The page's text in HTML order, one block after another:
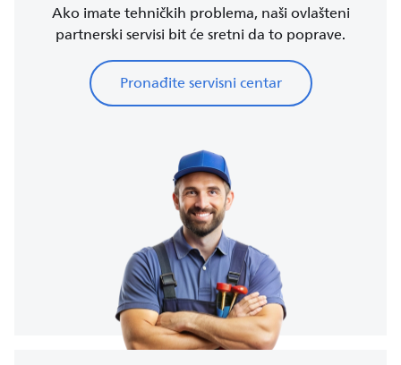
Ako imate tehničkih problema, naši ovlašteni
partnerski servisi bit će sretni da to poprave.
Pronađite servisni centar